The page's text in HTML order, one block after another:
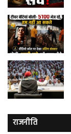
राजनीति